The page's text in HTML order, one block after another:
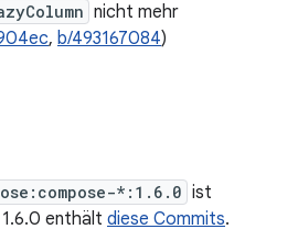
nicht mehr
, b/493167084)
*:1.6.0 ist
enthält diese Commits.